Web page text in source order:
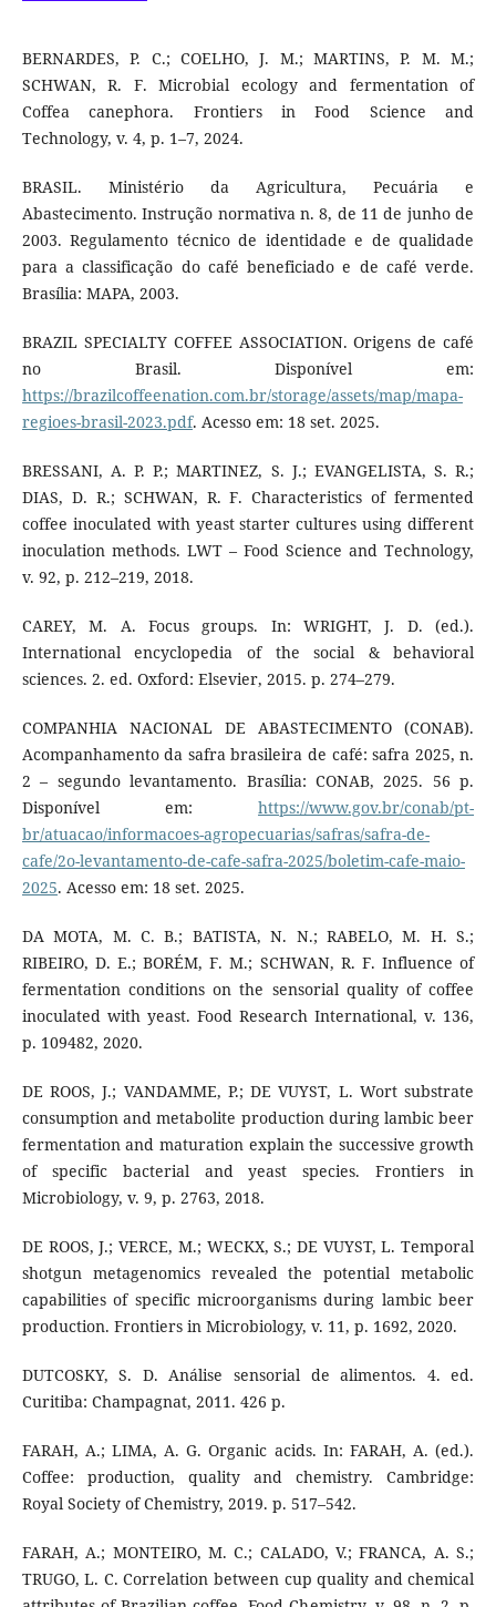
BERNARDES, P. C.; COELHO, J. M.; MARTINS, P. M. M.;
SCHWAN, R. F. Microbial ecology and fermentation of
Coffea canephora. Frontiers in Food Science and
Technology, v. 4, p. 1–7, 2024.
BRASIL. Ministério da Agricultura, Pecuária e
Abastecimento. Instrução normativa n. 8, de 11 de junho de
2003. Regulamento técnico de identidade e de qualidade
para a classificação do café beneficiado e de café verde.
Brasília: MAPA, 2003.
BRAZIL SPECIALTY COFFEE ASSOCIATION. Origens de café
no Brasil. Disponível em:
https://brazilcoffeenation.com.br/storage/assets/map/mapa-
regioes-brasil-2023.pdf. Acesso em: 18 set. 2025.
BRESSANI, A. P. P.; MARTINEZ, S. J.; EVANGELISTA, S. R.;
DIAS, D. R.; SCHWAN, R. F. Characteristics of fermented
coffee inoculated with yeast starter cultures using different
inoculation methods. LWT – Food Science and Technology,
v. 92, p. 212–219, 2018.
CAREY, M. A. Focus groups. In: WRIGHT, J. D. (ed.).
International encyclopedia of the social & behavioral
sciences. 2. ed. Oxford: Elsevier, 2015. p. 274–279.
COMPANHIA NACIONAL DE ABASTECIMENTO (CONAB).
Acompanhamento da safra brasileira de café: safra 2025, n.
2 – segundo levantamento. Brasília: CONAB, 2025. 56 p.
Disponível em:https://www.gov.br/conab/pt-
br/atuacao/informacoes-agropecuarias/safras/safra-de-
cafe/2o-levantamento-de-cafe-safra-2025/boletim-cafe-maio-
2025. Acesso em: 18 set. 2025.
DA MOTA, M. C. B.; BATISTA, N. N.; RABELO, M. H. S.;
RIBEIRO, D. E.; BORÉM, F. M.; SCHWAN, R. F. Influence of
fermentation conditions on the sensorial quality of coffee
inoculated with yeast. Food Research International, v. 136,
p. 109482, 2020.
DE ROOS, J.; VANDAMME, P.; DE VUYST, L. Wort substrate
consumption and metabolite production during lambic beer
fermentation and maturation explain the successive growth
of specific bacterial and yeast species. Frontiers in
Microbiology, v. 9, p. 2763, 2018.
DE ROOS, J.; VERCE, M.; WECKX, S.; DE VUYST, L. Temporal
shotgun metagenomics revealed the potential metabolic
capabilities of specific microorganisms during lambic beer
production. Frontiers in Microbiology, v. 11, p. 1692, 2020.
DUTCOSKY, S. D. Análise sensorial de alimentos. 4. ed.
Curitiba: Champagnat, 2011. 426 p.
FARAH, A.; LIMA, A. G. Organic acids. In: FARAH, A. (ed.).
Coffee: production, quality and chemistry. Cambridge:
Royal Society of Chemistry, 2019. p. 517–542.
FARAH, A.; MONTEIRO, M. C.; CALADO, V.; FRANCA, A. S.;
TRUGO, L. C. Correlation between cup quality and chemical